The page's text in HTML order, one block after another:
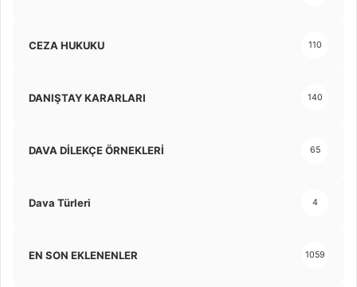
CEZA HUKUKU 110
DANIŞTAY KARARLARI 140
DAVA DİLEKÇE ÖRNEKLERİ 65
Dava Türleri 4
EN SON EKLENENLER 1059